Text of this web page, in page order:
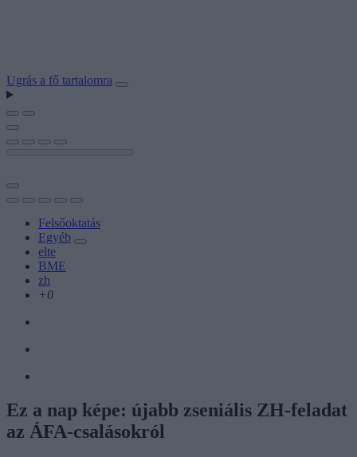
Ugrás a fő tartalomra
Felsőoktatás
Egyéb
elte
BME
zh
+0
Ez a nap képe: újabb zseniális ZH-feladat
az ÁFA-csalásokról